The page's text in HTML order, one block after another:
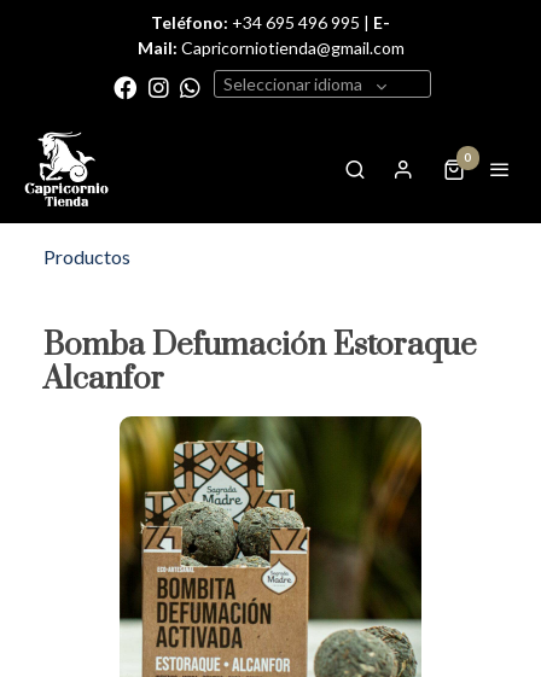
Teléfono: +34 695 496 995 | E-
Mail: Capricorniotienda@gmail.com
Seleccionar idioma
0
Productos
Bomba Defumación Estoraque
Alcanfor